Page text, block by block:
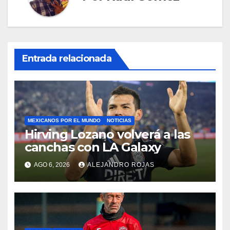
Entrada relacionada
MEXICANOS POR EL MUNDO NOTICIAS
Hirving Lozano volverá a las
canchas con LA Galaxy
AGO 6, 2026 ALEJANDRO ROJAS